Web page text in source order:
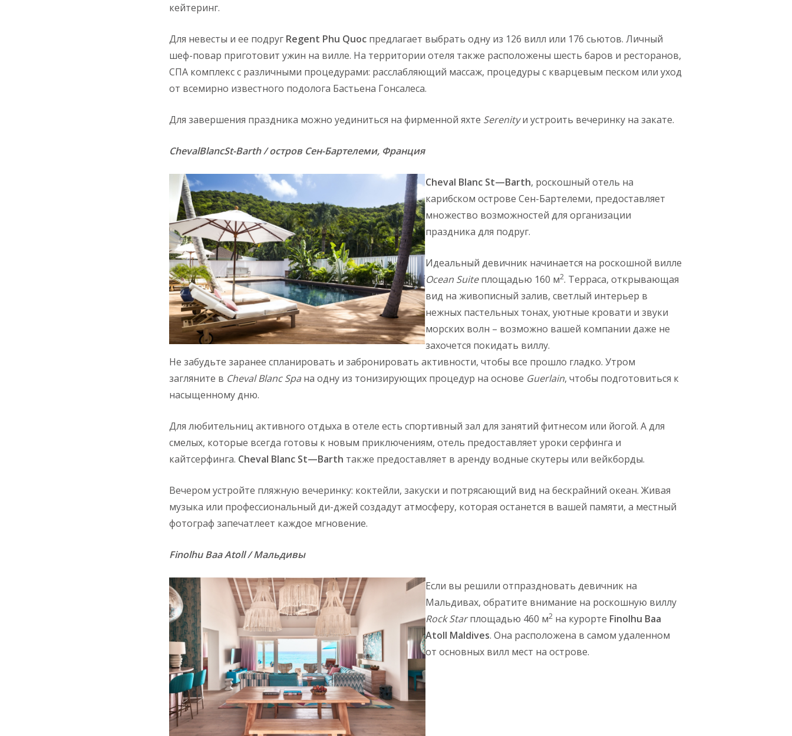
кейтеринг.
Для невесты и ее подруг Regent Phu Quoc предлагает выбрать одну из 126 вилл или 176 сьютов. Личный
шеф-повар приготовит ужин на вилле. На территории отеля также расположены шесть баров и ресторанов,
СПА комплекс с различными процедурами: расслабляющий массаж, процедуры с кварцевым песком или уход
от всемирно известного подолога Бастьена Гонсалеса.
Для завершения праздника можно уединиться на фирменной яхте Serenityи устроить вечеринку на закате.
ChevalBlancSt-Barth / остров Сен-Бартелеми, Франция
Cheval Blanc St—Barth, роскошный отель на
карибском острове Сен-Бартелеми, предоставляет
множество возможностей для организации
праздника для подруг.
Идеальный девичник начинается на роскошной вилле
Ocean Suiteплощадью 160 м2. Терраса, открывающая
вид на живописный залив, светлый интерьер в
нежных пастельных тонах, уютные кровати и звуки
морских волн – возможно вашей компании даже не
захочется покидать виллу.
Не забудьте заранее спланировать и забронировать активности, чтобы все прошло гладко. Утром
загляните в Cheval Blanc Spa на одну из тонизирующих процедур на основе Guerlain, чтобы подготовиться к
насыщенному дню.
Для любительниц активного отдыха в отеле есть спортивный зал для занятий фитнесом или йогой. А для
смелых, которые всегда готовы к новым приключениям, отель предоставляет уроки серфинга и
кайтсерфинга. Cheval Blanc St—Barth также предоставляет в аренду водные скутеры или вейкборды.
Вечером устройте пляжную вечеринку: коктейли, закуски и потрясающий вид на бескрайний океан. Живая
музыка или профессиональный ди-джей создадут атмосферу, которая останется в вашей памяти, а местный
фотограф запечатлеет каждое мгновение.
Finolhu Baa Atoll / Мальдивы
Если вы решили отпраздновать девичник на
Мальдивах, обратите внимание на роскошную виллу
Rock Starплощадью 460 м2 на курорте Finolhu Baa
Atoll Maldives. Она расположена в самом удаленном
от основных вилл мест на острове.